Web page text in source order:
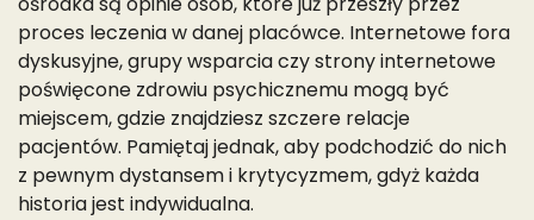
proces leczenia w danej placówce. Internetowe fora
dyskusyjne, grupy wsparcia czy strony internetowe
poświęcone zdrowiu psychicznemu mogą być
miejscem, gdzie znajdziesz szczere relacje
pacjentów. Pamiętaj jednak, aby podchodzić do nich
z pewnym dystansem i krytycyzmem, gdyż każda
historia jest indywidualna.